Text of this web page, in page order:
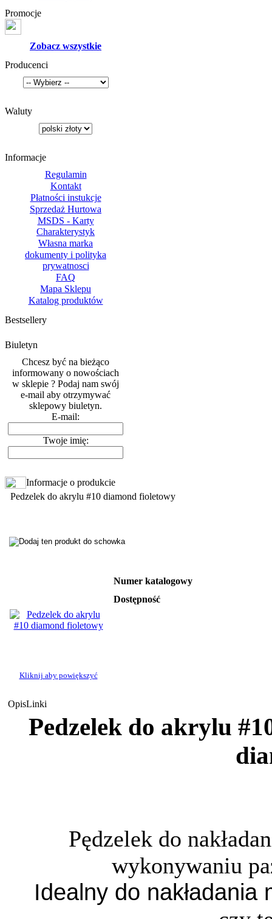
Promocje
Zobacz wszystkie
Producenci
Waluty
Informacje
Regulamin
Kontakt
Płatności instukcje
Sprzedaż Hurtowa
MSDS - Karty
Charakterystyk
Własna marka
dokumenty i polityka
prywatnosci
FAQ
Mapa Sklepu
Katalog produktów
Bestsellery
Biuletyn
Chcesz być na bieżąco
informowany o nowościach
w sklepie ? Podaj nam swój
e-mail aby otrzymywać
sklepowy biuletyn.
E-mail:
Twoje imię:
Informacje o produkcie
Pedzelek do akrylu #10 diamond fioletowy
Kliknij aby powiększyć
Numer katalogowy
Dostępność
OpisLinki
Pedzelek do akrylu
Pędzelek do
wykonywaniu
Idealny do nakładania